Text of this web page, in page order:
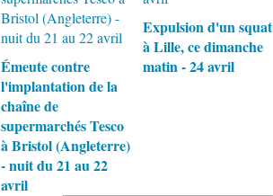
Émeute contre
l'implantation de la
chaîne de
supermarchés Tesco
à Bristol (Angleterre)
- nuit du 21 au 22
avril
Expulsion d'un squat
à Lille, ce dimanche
matin - 24 avril